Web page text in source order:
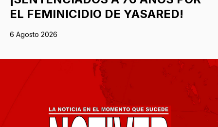
EL FEMINICIDIO DE YASARED!
6 Agosto 2026